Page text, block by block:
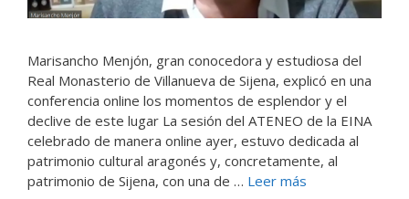
Marisancho Menjón, gran conocedora y estudiosa del
Real Monasterio de Villanueva de Sijena, explicó en una
conferencia online los momentos de esplendor y el
declive de este lugar La sesión del ATENEO de la EINA
celebrado de manera online ayer, estuvo dedicada al
patrimonio cultural aragonés y, concretamente, al
patrimonio de Sijena, con una de … Leer más